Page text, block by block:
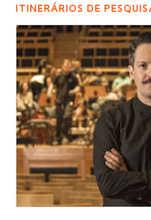
ITINERÁRIOS DE